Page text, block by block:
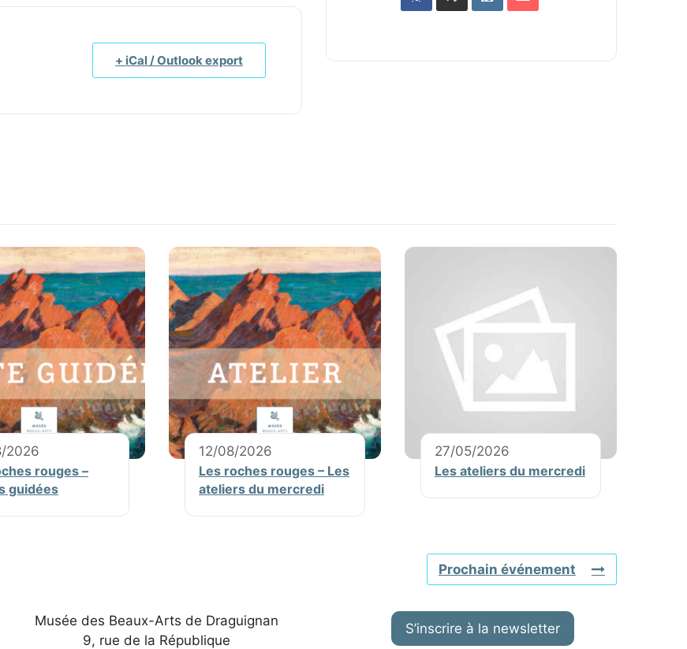
+ iCal / Outlook export
2026
rouges –
guidées
12/08/2026
Les roches rouges – Les
ateliers du mercredi
27/05/2026
Les ateliers du mercredi
Prochain événement
Musée des Beaux-Arts de Draguignan
9, rue de la République
S’inscrire à la newsletter